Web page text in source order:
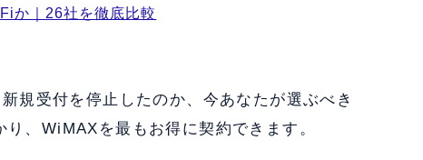
か｜26社を徹底比較
規受付を停止したのか、今あなたが選ぶべき
、WiMAXを最もお得に契約できます。